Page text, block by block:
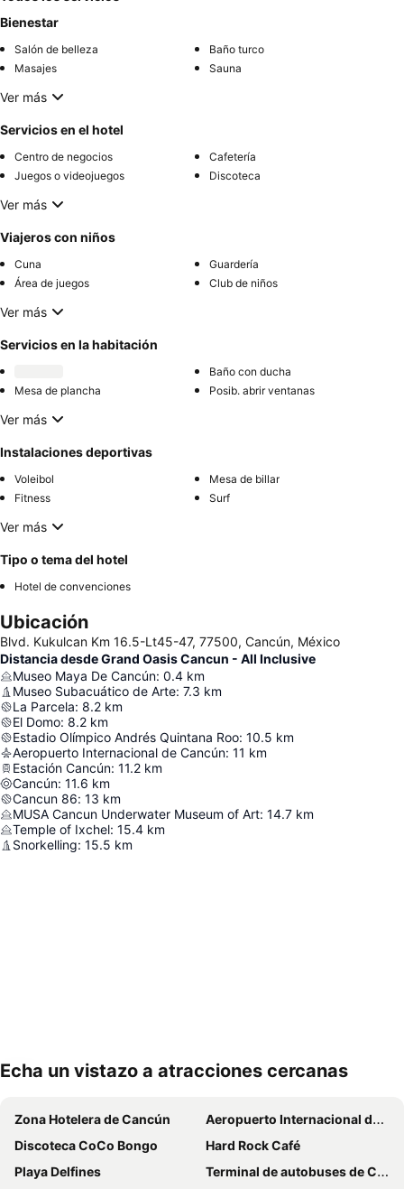
Bienestar
Salón de belleza
Baño turco
Masajes
Sauna
Ver más
Servicios en el hotel
Centro de negocios
Cafetería
Juegos o videojuegos
Discoteca
Ver más
Viajeros con niños
Cuna
Guardería
Área de juegos
Club de niños
Ver más
Servicios en la habitación
Baño con ducha
Mesa de plancha
Posib. abrir ventanas
Ver más
Instalaciones deportivas
Voleibol
Mesa de billar
Fitness
Surf
Ver más
Tipo o tema del hotel
Hotel de convenciones
Ubicación
Blvd. Kukulcan Km 16.5-Lt45-47, 77500, Cancún, México
Distancia desde Grand Oasis Cancun - All Inclusive
Museo Maya De Cancún: 0.4 km
Museo Subacuático de Arte: 7.3 km
La Parcela: 8.2 km
El Domo: 8.2 km
Estadio Olímpico Andrés Quintana Roo: 10.5 km
Aeropuerto Internacional de Cancún: 11 km
Estación Cancún: 11.2 km
Cancún: 11.6 km
Cancun 86: 13 km
MUSA Cancun Underwater Museum of Art: 14.7 km
Temple of Ixchel: 15.4 km
Snorkelling: 15.5 km
Echa un vistazo a atracciones cercanas
Zona Hotelera de Cancún
Aeropuerto Internacional de Cancún
Discoteca CoCo Bongo
Hard Rock Café
Playa Delfines
Terminal de autobuses de Cancún